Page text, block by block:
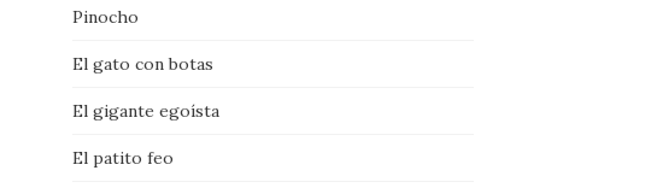
Pinocho
El gato con botas
El gigante egoísta
El patito feo